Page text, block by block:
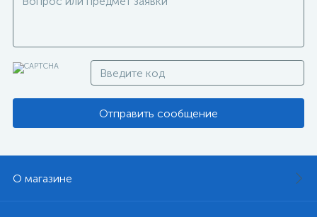
Отправить сообщение
О магазине